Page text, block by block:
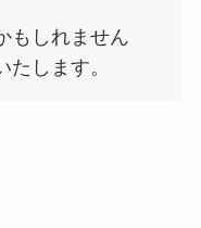
もしれません
します。